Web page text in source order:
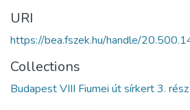
URI
https://bea.fszek.hu/handle/
Collections
Budapest VIII Fiumei út sírkert 3. rész